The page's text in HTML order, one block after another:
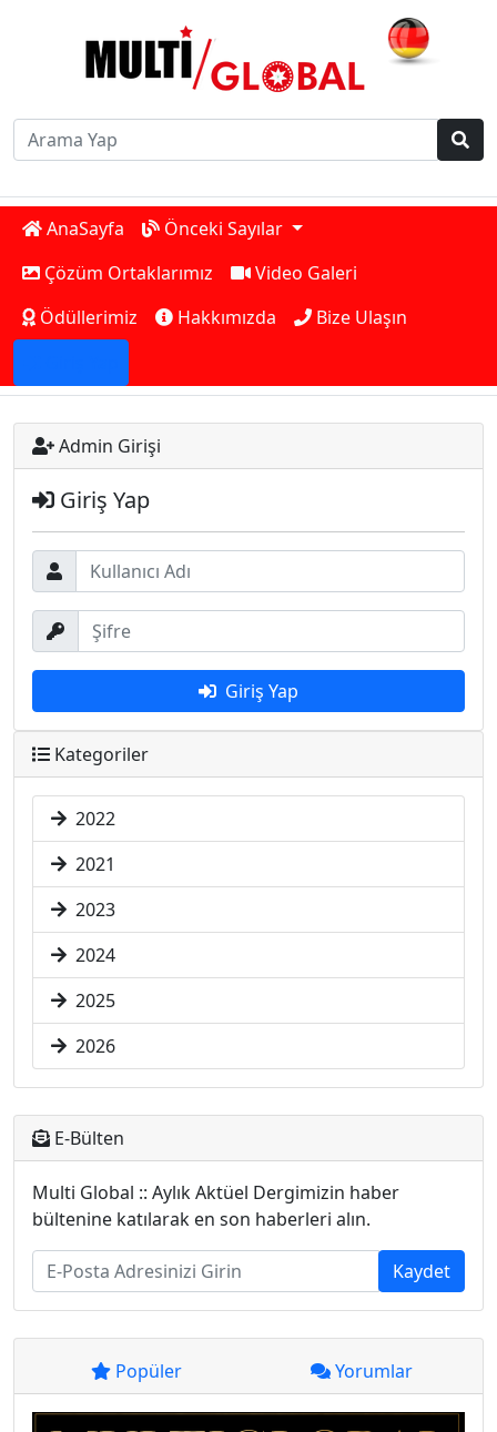
AnaSayfa
Önceki Sayılar
Çözüm Ortaklarımız
Video Galeri
Ödüllerimiz
Hakkımızda
Bize Ulaşın
Admin Girişi
Giriş Yap
Giriş Yap
Kategoriler
2022
2021
2023
2024
2025
2026
E-Bülten
Multi Global :: Aylık Aktüel Dergimizin haber
bültenine katılarak en son haberleri alın.
Kaydet
Popüler Yorumlar